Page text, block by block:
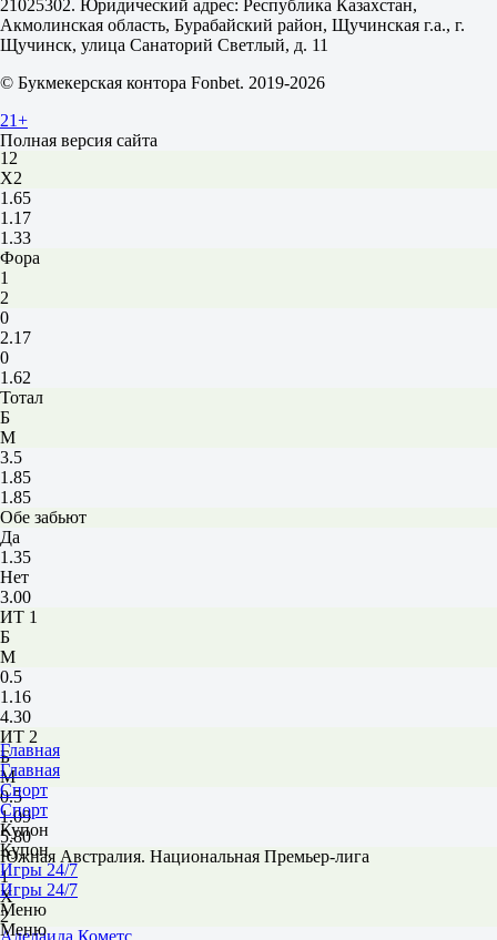
-
Рочдейл Роверс
8 августа в 11:00
2.80
3.95
2.00
1X
12
X2
1.65
1.17
1.33
Фора
1
2
0
2.17
0
1.62
Тотал
Б
М
3.5
1.85
1.85
Обе забьют
Да
1.35
Нет
3.00
ИТ 1
Б
М
0.5
1.16
4.30
ИТ 2
Б
М
0.5
1.09
5.80
Южная Австралия. Национальная Премьер-лига
1
Х
2
Аделаида Кометс
21025302. Юридический адрес: Республика Казахстан,
Акмолинская область, Бурабайский район, Щучинская г.а., г.
Щучинск, улица Санаторий Светлый, д. 11
© Букмекерская контора Fonbet. 2019-2026
21+
Полная версия сайта
Главная
Главная
Спорт
Спорт
Купон
Купон
Игры 24/7
Игры 24/7
Меню
Меню